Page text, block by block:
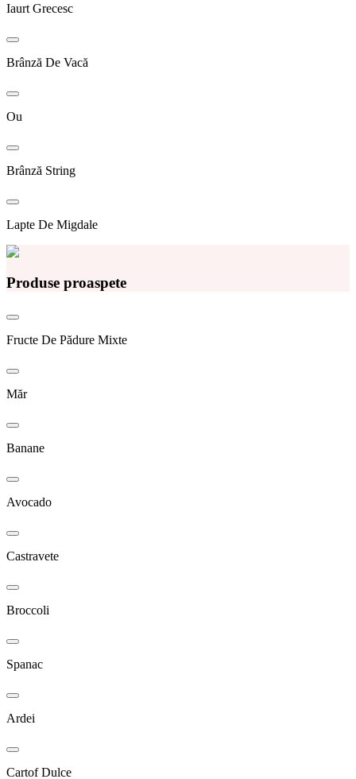
Iaurt Grecesc
Brânză De Vacă
Ou
Brânză String
Lapte De Migdale
Produse proaspete
Fructe De Pădure Mixte
Măr
Banane
Avocado
Castravete
Broccoli
Spanac
Ardei
Cartof Dulce